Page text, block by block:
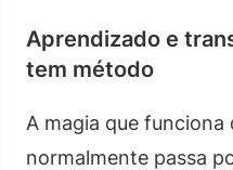
Aprendizado e
tem método
A magia que
normalmente passa